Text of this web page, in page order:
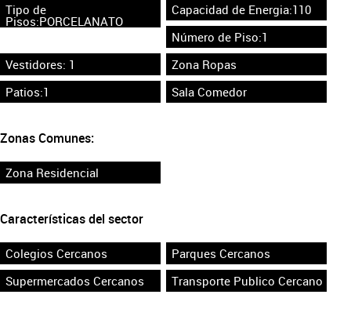
Tipo de
Pisos:PORCELANATO
Capacidad de Energia:110
Número de Piso:1
Vestidores: 1
Zona Ropas
Patios:1
Sala Comedor
Zonas Comunes:
Zona Residencial
Características del sector
Colegios Cercanos
Parques Cercanos
Supermercados Cercanos
Transporte Publico Cercano